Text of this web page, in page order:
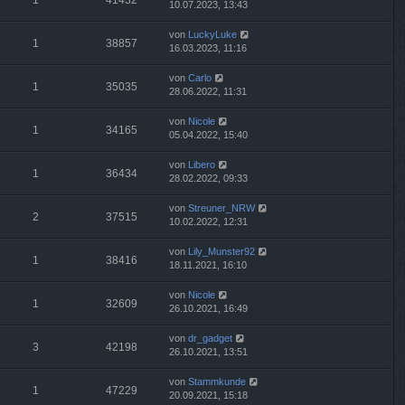
10.07.2023, 13:43
1 38857
von LuckyLuke
16.03.2023, 11:16
1 35035
von Carlo
28.06.2022, 11:31
1 34165
von Nicole
05.04.2022, 15:40
1 36434
von Libero
28.02.2022, 09:33
2 37515
von Streuner_NRW
10.02.2022, 12:31
1 38416
von Lily_Munster92
18.11.2021, 16:10
1 32609
von Nicole
26.10.2021, 16:49
3 42198
von dr_gadget
26.10.2021, 13:51
1 47229
von Stammkunde
20.09.2021, 15:18